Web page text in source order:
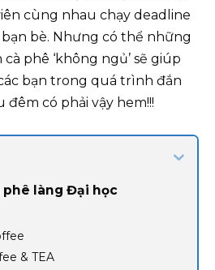
cùng nhau chạy deadline
bè. Nhưng có thể những
phê ‘không ngủ’ sẽ giúp
bạn trong quá trình đắn
có phải vậy hem!!!
phê làng Đại học
& TEA